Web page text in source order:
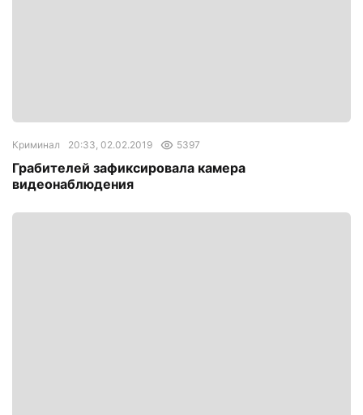
Криминал 20:33, 02.02.2019 5397
Грабителей зафиксировала камера
видеонаблюдения